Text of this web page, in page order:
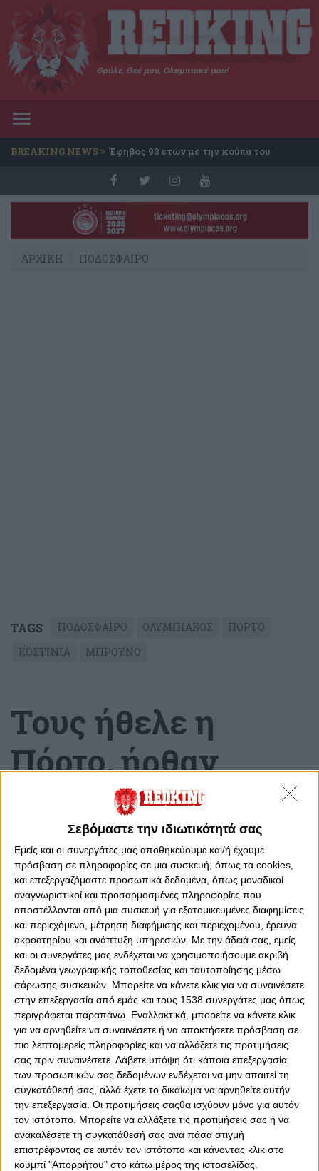
Σεβόμαστε την ιδιωτικότητά σας
Εμείς και οι συνεργάτες μας αποθηκεύουμε και/ή έχουμε
πρόσβαση σε πληροφορίες σε μια συσκευή, όπως τα cookies,
και επεξεργαζόμαστε προσωπικά δεδομένα, όπως μοναδικοί
αναγνωριστικοί και προσαρμοσμένες πληροφορίες που
αποστέλλονται από μια συσκευή για εξατομικευμένες διαφημίσεις
και περιεχόμενο, μέτρηση διαφήμισης και περιεχομένου, έρευνα
ακροατηρίου και ανάπτυξη υπηρεσιών. Με την άδειά σας, εμείς
και οι συνεργάτες μας ενδέχεται να χρησιμοποιήσουμε ακριβή
δεδομένα γεωγραφικής τοποθεσίας και ταυτοποίησης μέσω
σάρωσης συσκευών. Μπορείτε να κάνετε κλικ για να συναινέσετε
στην επεξεργασία από εμάς και τους 1538 συνεργάτες μας όπως
περιγράφεται παραπάνω. Εναλλακτικά, μπορείτε να κάνετε κλικ
για να αρνηθείτε να συναινέσετε ή να αποκτήσετε πρόσβαση σε
πιο λεπτομερείς πληροφορίες και να αλλάξετε τις προτιμήσεις
σας πριν συναινέσετε. Λάβετε υπόψη ότι κάποια επεξεργασία
των προσωπικών σας δεδομένων ενδέχεται να μην απαιτεί τη
συγκατάθεσή σας, αλλά έχετε το δικαίωμα να αρνηθείτε αυτήν
την επεξεργασία. Οι προτιμήσεις σαςθα ισχύουν μόνο για αυτόν
τον ιστότοπο. Μπορείτε να αλλάξετε τις προτιμήσεις σας ή να
ανακαλέσετε τη συγκατάθεσή σας ανά πάσα στιγμή
επιστρέφοντας σε αυτόν τον ιστότοπο και κάνοντας κλικ στο
κουμπί "Απορρήτου" στο κάτω μέρος της ιστοσελίδας.
Θρύλε, Θεέ μου, Ολυμπιακέ μου!
Toggle
BREAKING NEWS Έφηβος 93 ετών με την κούπα του
ΑΡΧΙΚΗ ΠΟΔΟΣΦΑΙΡΟ
TAGS ΠΟΔΟΣΦΑΙΡΟ ΟΛΥΜΠΙΑΚΟΣ
ΠΟΡΤΟ
ΚΟΣΤΙΝΙΑ
ΜΠΡΟΥΝΟ
Τους ήθελε η
Πόρτο, ήρθαν
Πειραιά!
Πέμπτη, 20 Φεβρουαρίου 2025 - 21:30
0 0